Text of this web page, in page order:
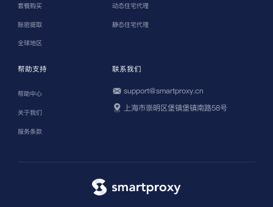
套餐购买
账密提取
全球地区
动态住宅代理
静态住宅代理
帮助支持
帮助中心
关于我们
服务条款
联系我们
support@smartproxy.cn
上海市崇明区堡镇堡镇南路58号